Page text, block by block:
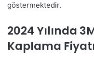
göstermektedir.
2024 Yılında
Kaplama